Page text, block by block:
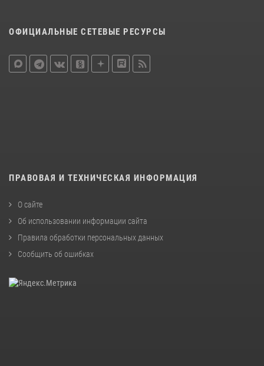
ОФИЦИАЛЬНЫЕ СЕТЕВЫЕ РЕСУРСЫ
ПРАВОВАЯ И ТЕХНИЧЕСКАЯ ИНФОРМАЦИЯ
О сайте
Об использовании информации сайта
Правила обработки персональных данных
Сообщить об ошибках